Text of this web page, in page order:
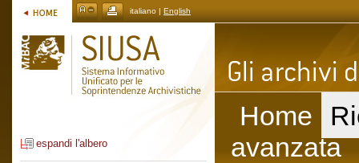
italiano | English
espandi l'albero
Home
avanzata